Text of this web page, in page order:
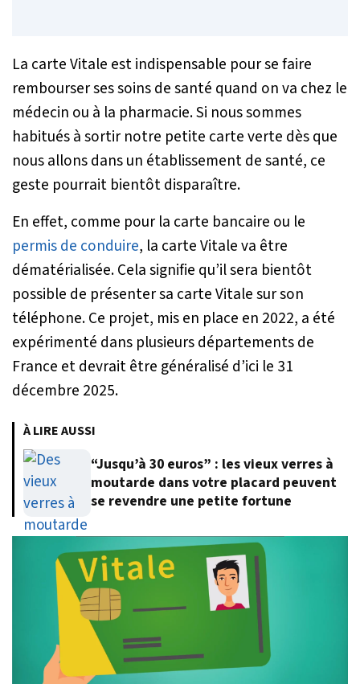
La carte Vitale est indispensable pour se faire
rembourser ses soins de santé quand on va chez le
médecin ou à la pharmacie. Si nous sommes
habitués à sortir notre petite carte verte dès que
nous allons dans un établissement de santé, ce
geste pourrait bientôt disparaître.
En effet, comme pour la carte bancaire ou le
permis de conduire, la carte Vitale va être
dématérialisée. Cela signifie qu’il sera bientôt
possible de présenter sa carte Vitale sur son
téléphone. Ce projet, mis en place en 2022, a été
expérimenté dans plusieurs départements de
France et devrait être généralisé d’ici le 31
décembre 2025.
À LIRE AUSSI
“Jusqu’à 30 euros” : les vieux verres à
moutarde dans votre placard peuvent
se revendre une petite fortune